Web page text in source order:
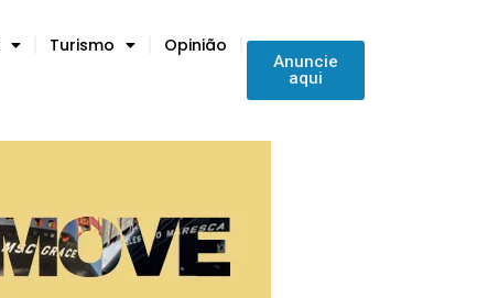
Turismo Opinião
Anuncie
aqui